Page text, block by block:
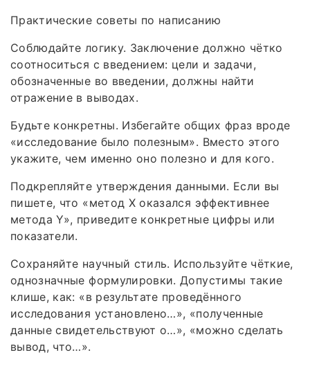
Практические советы по написанию
Соблюдайте логику. Заключение должно чётко
соотноситься с введением: цели и задачи,
обозначенные во введении, должны найти
отражение в выводах.
Будьте конкретны. Избегайте общих фраз вроде
«исследование было полезным». Вместо этого
укажите, чем именно оно полезно и для кого.
Подкрепляйте утверждения данными. Если вы
пишете, что «метод X оказался эффективнее
метода Y», приведите конкретные цифры или
показатели.
Сохраняйте научный стиль. Используйте чёткие,
однозначные формулировки. Допустимы такие
клише, как: «в результате проведённого
исследования установлено…», «полученные
данные свидетельствуют о…», «можно сделать
вывод, что…».